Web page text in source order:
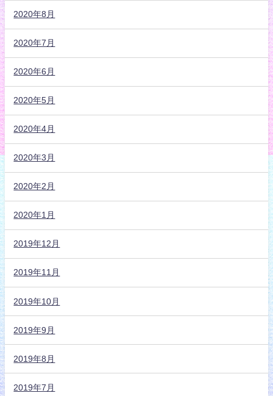
2020年8月
2020年7月
2020年6月
2020年5月
2020年4月
2020年3月
2020年2月
2020年1月
2019年12月
2019年11月
2019年10月
2019年9月
2019年8月
2019年7月